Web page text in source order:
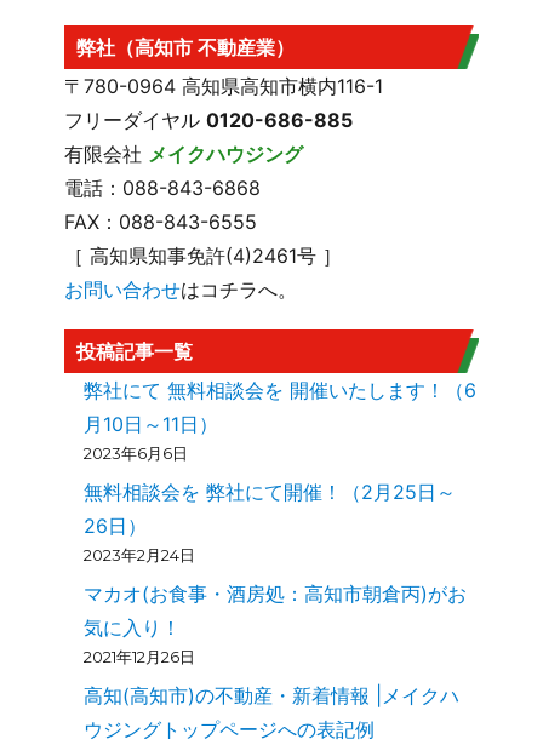
弊社（高知市 不動産業）
〒780-0964 高知県高知市横内116-1
フリーダイヤル0120-686-885
有限会社 メイクハウジング
電話：088-843-6868
FAX：088-843-6555
［ 高知県知事免許(4)2461号 ］
お問い合わせはコチラへ。
投稿記事一覧
弊社にて 無料相談会を 開催いたします！（6
月10日～11日）
2023年6月6日
無料相談会を 弊社にて開催！（2月25日～
26日）
2023年2月24日
マカオ(お食事・酒房処：高知市朝倉丙)がお
気に入り！
2021年12月26日
高知(高知市)の不動産・新着情報 |メイクハ
ウジングトップページへの表記例